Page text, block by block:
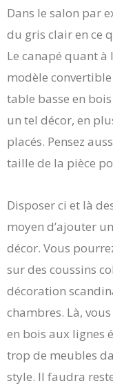
Dans le salon par
du gris clair en ce
Le canapé quant
modèle
table basse en
un tel décor, en
placés. Pensez
taille de la pièce
Disposer ci et là
moyen d’ajouter
décor. Vous
sur des coussins
décoration
chambres. Là,
en bois aux lignes
trop de meubles
style. Il faudra